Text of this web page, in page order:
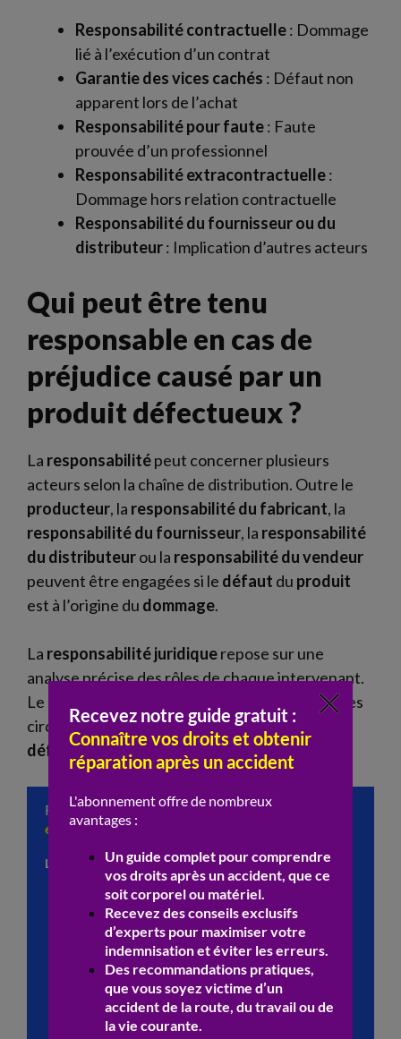
Responsabilité contractuelle: Dommage
lié à l’exécution d’un contrat
Garantie des vices cachés : Défaut non
apparent lors de l’achat
Responsabilité pour faute: Faute
prouvée d’un professionnel
Responsabilité extracontractuelle:
Dommage hors relation contractuelle
Responsabilité du fournisseur ou du
distributeur: Implication d’autres acteurs
Qui peut être tenu
responsable en cas de
préjudice causé par un
produit défectueux ?
La responsabilitépeut concerner plusieurs
acteurs selon la chaîne de distribution. Outre le
producteur, la responsabilité du fabricant, la
responsabilité du fournisseur, la responsabilité
du distributeurou la responsabilité du vendeur
peuvent être engagées si le défaut du produit
est à l’origine du dommage.
La responsabilité juridiquerepose sur une
analyse précise des rôles de chaque intervenant.
Le choix de la personne à poursuivre dépend des
circonstances et du point d’entrée du produit
défectueuxdans la chaîne de distribution.